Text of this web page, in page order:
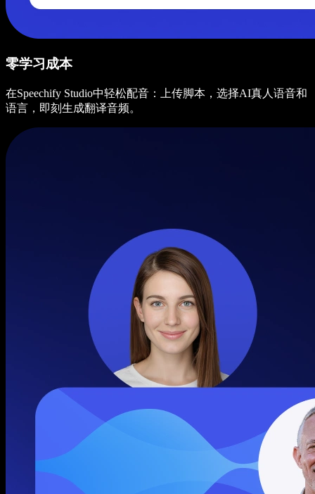
零学习成本
在Speechify Studio中轻松配音：上传脚本，选择AI真人语音和
语言，即刻生成翻译音频。